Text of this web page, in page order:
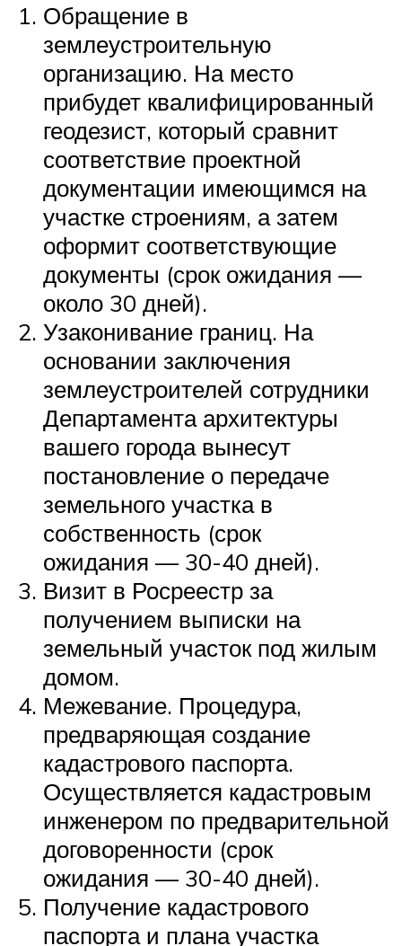
Обращение в
землеустроительную
организацию. На место
прибудет квалифицированный
геодезист, который сравнит
соответствие проектной
документации имеющимся на
участке строениям, а затем
оформит соответствующие
документы (срок ожидания —
около 30 дней).
Узаконивание границ. На
основании заключения
землеустроителей сотрудники
Департамента архитектуры
вашего города вынесут
постановление о передаче
земельного участка в
собственность (срок
ожидания — 30-40 дней).
Визит в Росреестр за
получением выписки на
земельный участок под жилым
домом.
Межевание. Процедура,
предваряющая создание
кадастрового паспорта.
Осуществляется кадастровым
инженером по предварительной
договоренности (срок
ожидания — 30-40 дней).
Получение кадастрового
паспорта и плана участка